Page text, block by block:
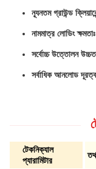
ন্যূনতম গ্রাউন্ড
নামমাত্র লোডিং ক্ষমতাঃ
সর্বোচ্চ উত্তোলন
সর্বাধিক আনলোড
টেকনিক্যাল
প্যারামিটার